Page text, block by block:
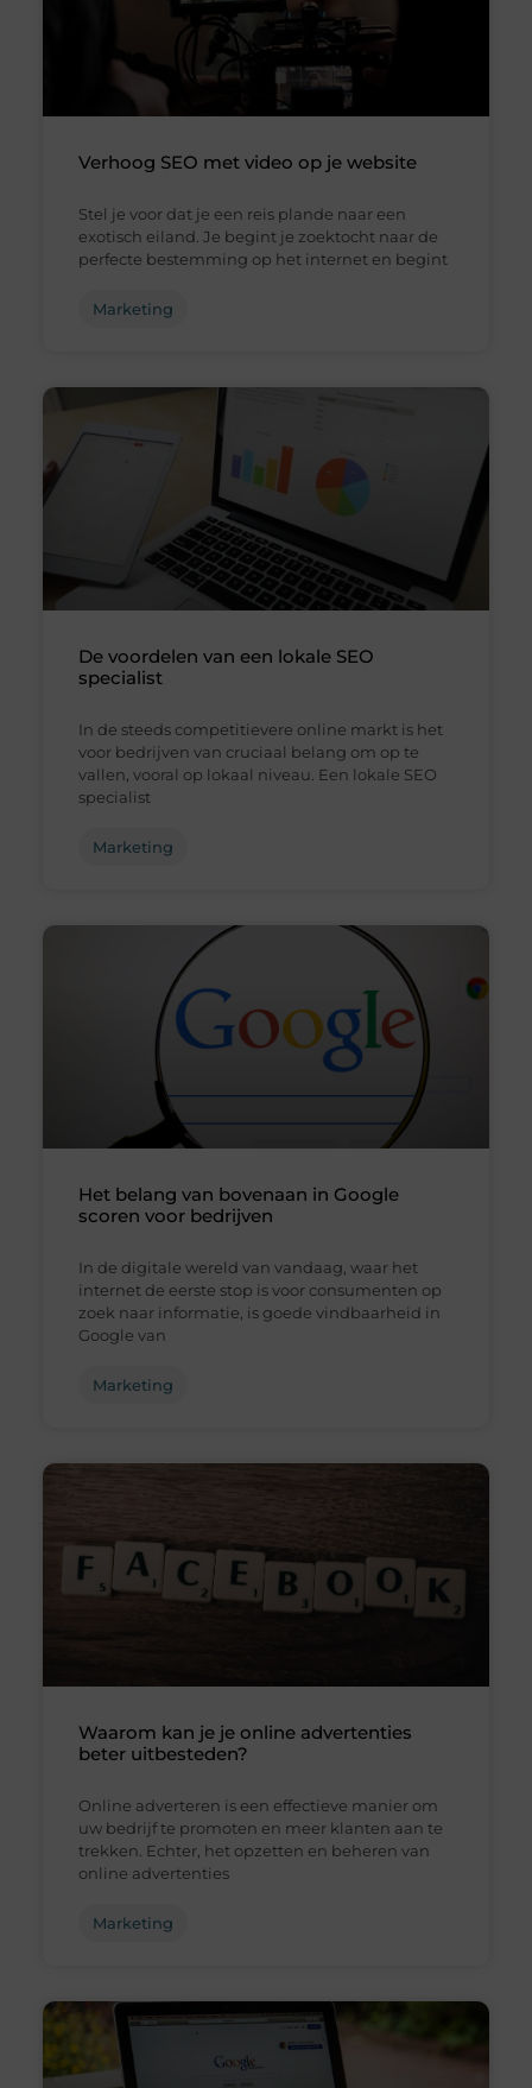
Verhoog SEO met video op je website
Stel je voor dat je een reis plande naar een
exotisch eiland. Je begint je zoektocht naar de
perfecte bestemming op het internet en begint
Marketing
De voordelen van een lokale SEO
specialist
In de steeds competitievere online markt is het
voor bedrijven van cruciaal belang om op te
vallen, vooral op lokaal niveau. Een lokale SEO
specialist
Marketing
Het belang van bovenaan in Google
scoren voor bedrijven
In de digitale wereld van vandaag, waar het
internet de eerste stop is voor consumenten op
zoek naar informatie, is goede vindbaarheid in
Google van
Marketing
Waarom kan je je online advertenties
beter uitbesteden?
Online adverteren is een effectieve manier om
uw bedrijf te promoten en meer klanten aan te
trekken. Echter, het opzetten en beheren van
online advertenties
Marketing